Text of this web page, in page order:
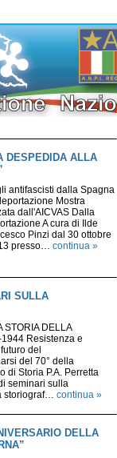
DESPEDIDA ALLA
antifascisti dalla Spagna
Mostra
dall'AICVAS Dalla
A cura di Ilde
Pinzi dal 30 ottobre
presso… continua »
SULLA
STORIA DELLA
Resistenza e
del
del 70° della
di Storia P.A. Perretta
seminari sulla
storiograf… continua »
DELLA